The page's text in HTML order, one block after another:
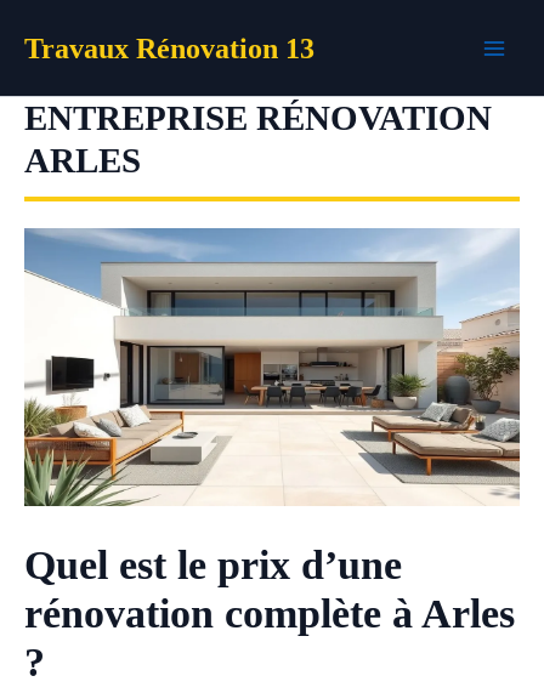
Travaux Rénovation 13
ENTREPRISE RÉNOVATION
ARLES
Quel est le prix d’une
rénovation complète à Arles
?